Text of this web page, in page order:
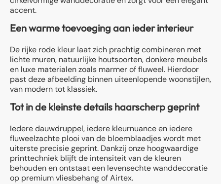
accent.
Een warme toevoeging aan ieder interieur
De rijke rode kleur laat zich prachtig combineren met
lichte muren, natuurlijke houtsoorten, donkere meubels
en luxe materialen zoals marmer of fluweel. Hierdoor
past deze afbeelding binnen uiteenlopende woonstijlen,
van modern tot klassiek.
Tot in de kleinste details haarscherp geprint
Iedere dauwdruppel, iedere kleurnuance en iedere
fluweelzachte plooi van de bloemblaadjes wordt met
uiterste precisie geprint. Dankzij onze hoogwaardige
printtechniek blijft de intensiteit van de kleuren
behouden en ontstaat een levensechte wanddecoratie
op premium vliesbehang of Airtex.